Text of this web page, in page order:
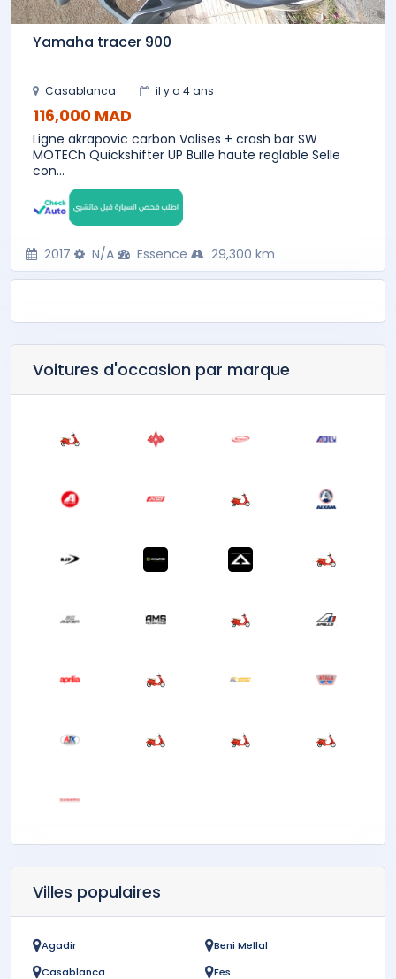
Yamaha tracer 900
Casablanca il y a 4 ans
116,000 MAD
Ligne akrapovic carbon Valises + crash bar SW
MOTECh Quickshifter UP Bulle haute reglable Selle
con...
2017 N/A Essence 29,300 km
Voitures d'occasion par marque
Villes populaires
Agadir
Beni Mellal
Casablanca
Fes